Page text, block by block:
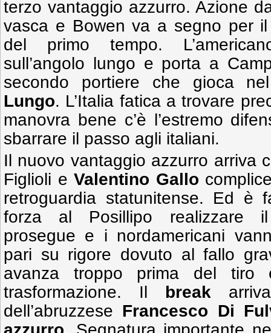
terzo vantaggio azzurro. Azione
vasca e Bowen va a segno per il
del primo tempo.
sull’angolo lungo e porta a
secondo portiere che gioca
Lungo. L’Italia fatica a trovare
manovra bene c’è l’estremo
sbarrare il passo agli italiani.
Il nuovo vantaggio azzurro arriva
Figlioli e Valentino Gallo
retroguardia statunitense. Ed è
forza al Posillipo realizzare il
prosegue e i nordamericani
pari su rigore dovuto al fallo
avanza troppo prima del tiro
trasformazione. Il break
dell’abruzzese Francesco Di